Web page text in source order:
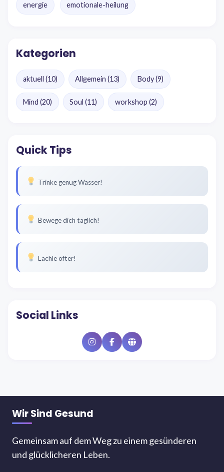
energie emotionale-heilung
Kategorien
aktuell (10) Allgemein(13) Body(9)
Mind (20) Soul(11) workshop (2)
Quick Tips
Trinke genug Wasser!
Bewege dich täglich!
Lächle öfter!
Social Links
InstagramFacebookWebsite
Wir Sind Gesund
Gemeinsam auf dem Weg zu einem gesünderen
und glücklicheren Leben.